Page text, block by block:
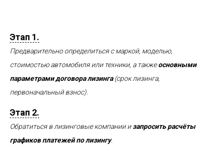
Этап 1.
Предварительно определиться с маркой, моделью,
стоимостью автомобиля или техники, а такжеосновными
параметрами договора лизинга(срок лизинга,
первоначальный взнос).
Этап 2.
Обратиться в лизинговые компании изапросить расчёты
графиков платежей по лизингу.